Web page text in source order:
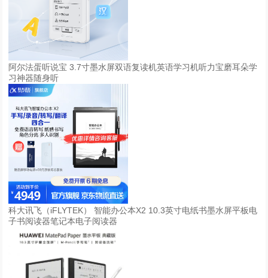
阿尔法蛋听说宝 3.7寸墨水屏双语复读机英语学习机听力宝磨耳朵学
习神器随身听
科大讯飞（iFLYTEK） 智能办公本X2 10.3英寸电纸书墨水屏平板电
子书阅读器笔记本电子阅读器